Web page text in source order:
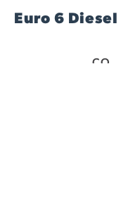
Euro 6
CO